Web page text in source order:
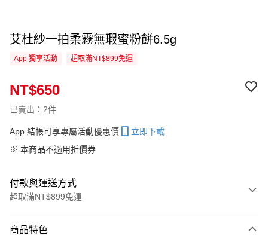
艾杜紗一拍柔霧無瑕蜜粉餅6.5g
App 獨享活動 超取滿NT$899免運
NT$650
已賣出：2件
App 結帳可享專屬活動優惠價
立即下載
※ 本商品不適用折價券
付款與運送方式
超取滿NT$899免運
信用卡一次付款
商品特色